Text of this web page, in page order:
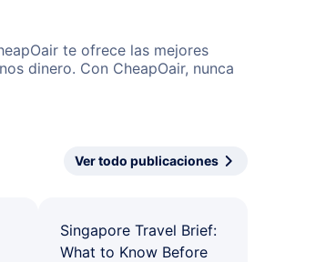
te ofrece las mejores
dinero. Con CheapOair, nunca
Ver todo publicaciones
Singapore Travel Brief:
What to Know Before